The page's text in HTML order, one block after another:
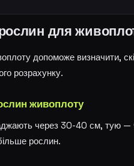
рослин для
допоможе визначити,
розрахунку.
живоплоту
через 30-40 см, тую
рослин.